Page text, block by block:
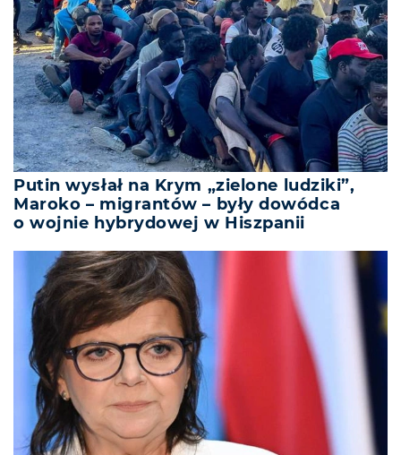
Putin wysłał na Krym „zielone ludziki”,
Maroko – migrantów – były dowódca
o wojnie hybrydowej w Hiszpanii